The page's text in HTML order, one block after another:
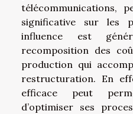
télécommunications,
significative sur les
influence est
recomposition des
production qui
restructuration. En
efficace peut
d’optimiser ses